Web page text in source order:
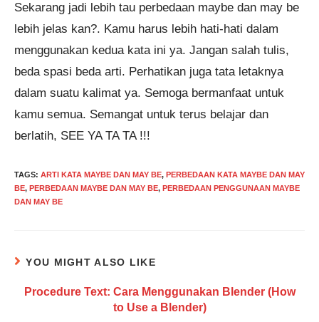
Sekarang jadi lebih tau perbedaan maybe dan may be
lebih jelas kan?. Kamu harus lebih hati-hati dalam
menggunakan kedua kata ini ya. Jangan salah tulis,
beda spasi beda arti. Perhatikan juga tata letaknya
dalam suatu kalimat ya. Semoga bermanfaat untuk
kamu semua. Semangat untuk terus belajar dan
berlatih, SEE YA TA TA !!!
TAGS: ARTI KATA MAYBE DAN MAY BE, PERBEDAAN KATA MAYBE DAN MAY
BE, PERBEDAAN MAYBE DAN MAY BE, PERBEDAAN PENGGUNAAN MAYBE
DAN MAY BE
YOU MIGHT ALSO LIKE
Procedure Text: Cara Menggunakan Blender (How
to Use a Blender)